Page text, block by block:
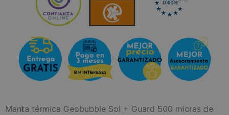
Manta térmica Geobubble Sol + Guard 500 micras de